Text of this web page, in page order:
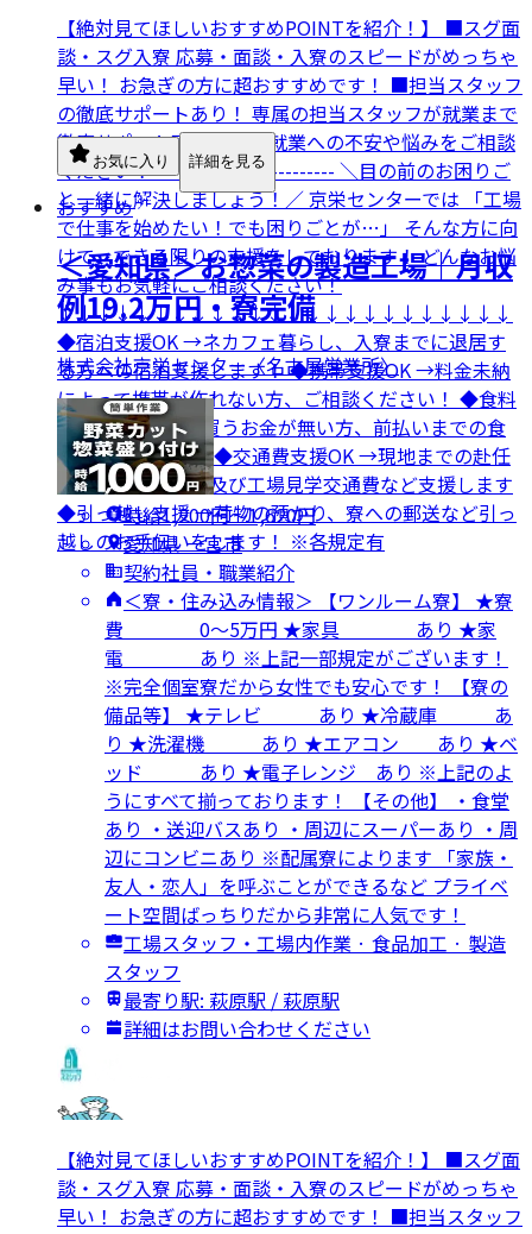
【絶対見てほしいおすすめPOINTを紹介！】 ■スグ面
談・スグ入寮 応募・面談・入寮のスピードがめっちゃ
早い！ お急ぎの方に超おすすめです！ ■担当スタッフ
の徹底サポートあり！ 専属の担当スタッフが就業まで
徹底サポート致します。 就業への不安や悩みをご相談
ください！ ------------------------- ＼目の前のお困りご
と一緒に解決しましょう！／ 京栄センターでは 「工場
で仕事を始めたい！でも困りごとが…」 そんな方に向
けて、できる限りの支援をしております！ どんなお悩
み事もお気軽にご相談ください！
↓↓↓↓↓↓↓↓↓↓↓↓↓↓↓↓↓↓↓↓↓↓↓↓
◆宿泊支援OK →ネカフェ暮らし、入寮までに退居す
る方への宿泊支援します！ ◆携帯支援OK →料金未納
によって携帯が作れない方、ご相談ください！ ◆食料
支援OK →食事を買うお金が無い方、前払いまでの食
事の補助します！ ◆交通費支援OK →現地までの赴任
交通費や面接来場及び工場見学交通費など支援します
◆引っ越し支援 →荷物の預かり、寮への郵送など引っ
越しのお手伝いをします！ ※各規定有
お気に入り 詳細を見る
おすすめ
＜愛知県＞お惣菜の製造工場｜月収
例19.2万円・寮完備
株式会社京栄センター〈名古屋営業所〉
時給1,200円〜1,620円
愛知県 一宮市
契約社員・職業紹介
＜寮・住み込み情報＞ 【ワンルーム寮】 ★寮
費 0～5万円 ★家具 あり ★家
電 あり ※上記一部規定がございます！
※完全個室寮だから女性でも安心です！ 【寮の
備品等】 ★テレビ あり ★冷蔵庫 あ
り ★洗濯機 あり ★エアコン あり ★ベ
ッド あり ★電子レンジ あり ※上記のよ
うにすべて揃っております！ 【その他】 ・食堂
あり ・送迎バスあり ・周辺にスーパーあり ・周
辺にコンビニあり ※配属寮によります 「家族・
友人・恋人」を呼ぶことができるなど プライベ
ート空間ばっちりだから非常に人気です！
工場スタッフ・工場内作業 · 食品加工 · 製造
スタッフ
最寄り駅: 萩原駅 / 萩原駅
詳細はお問い合わせください
【絶対見てほしいおすすめPOINTを紹介！】 ■スグ面
談・スグ入寮 応募・面談・入寮のスピードがめっちゃ
早い！ お急ぎの方に超おすすめです！ ■担当スタッフ